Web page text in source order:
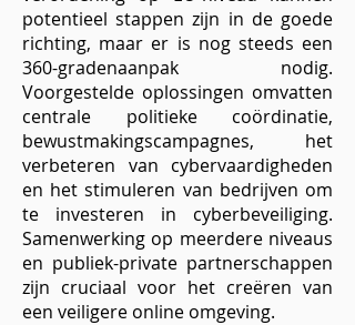
potentieel stappen zijn in de goede
richting, maar er is nog steeds een
360-gradenaanpak nodig.
Voorgestelde oplossingen omvatten
centrale politieke coördinatie,
bewustmakingscampagnes, het
verbeteren van cybervaardigheden
en het stimuleren van bedrijven om
te investeren in cyberbeveiliging.
Samenwerking op meerdere niveaus
en publiek-private partnerschappen
zijn cruciaal voor het creëren van
een veiligere online omgeving.